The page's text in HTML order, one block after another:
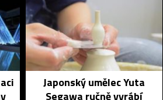
Japonský umělec Yuta
Segawa ručně vyrábí